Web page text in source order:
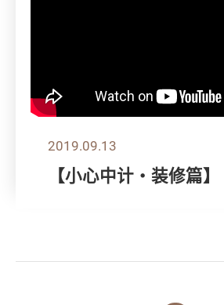
2019.09.13
【小心中计‧装修篇】